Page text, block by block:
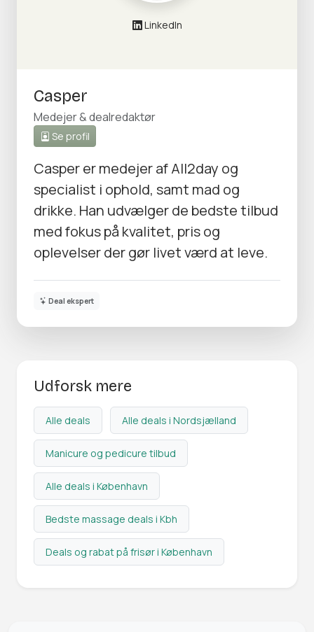
LinkedIn
Casper
Medejer & dealredaktør
Se profil
Casper er medejer af All2day og
specialist i ophold, samt mad og
drikke. Han udvælger de bedste tilbud
med fokus på kvalitet, pris og
oplevelser der gør livet værd at leve.
Deal ekspert
Udforsk mere
Alle deals Alle deals i Nordsjælland
Manicure og pedicure tilbud
Alle deals i København
Bedste massage deals i Kbh
Deals og rabat på frisør i København